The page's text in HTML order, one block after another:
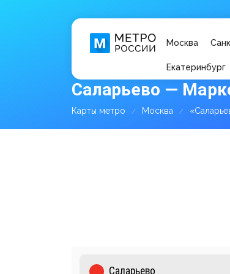
Москва
Екатеринбург
Саларьево —
Карты метро Москва